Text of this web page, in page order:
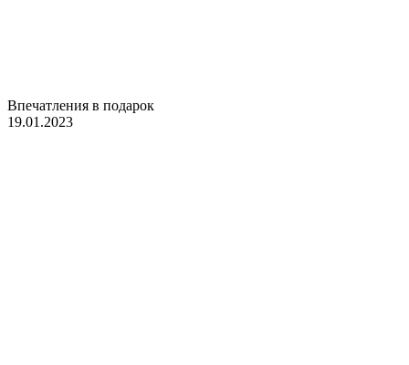
Впечатления в подарок
19.01.2023